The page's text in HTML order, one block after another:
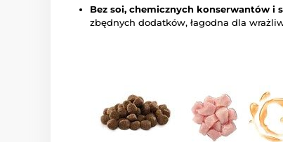
Bez soi, chemicznych konserwantów i
zbędnych dodatków, łagodna dla